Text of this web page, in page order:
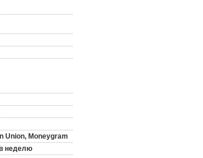
Union, Moneygram
неделю